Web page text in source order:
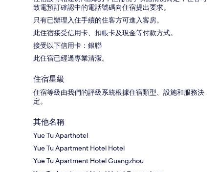
致電預訂確認中的電話號碼向住宿提出要求。
只有已辦理入住手續的住客方可進入客房。
此住宿接受信用卡、扣帳卡及現金等付款方式。
接受以下信用卡：銀聯
此住宿已經過專業清潔。
住宿星級
住宿等級由我們的評級系統根據住宿類型、設施和服務決
定。
其他名稱
Yue Tu Aparthotel
Yue Tu Apartment Hotel Hotel
Yue Tu Apartment Hotel Guangzhou